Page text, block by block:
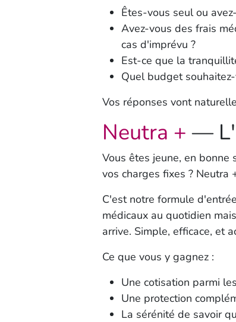
Êtes-vous seul ou
Avez-vous des frais
cas d'imprévu ?
Est-ce que la
Quel budget
Vos réponses vont
Neutra + —
Vous êtes jeune, en
vos charges fixes ? Neutra
C'est notre formule
médicaux au quotidien
arrive. Simple, efficace, et
Ce que vous y gagnez :
Une cotisation parmi
Une protection
La sérénité de savoir